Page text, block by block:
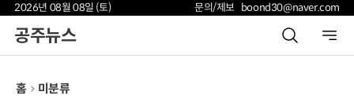
2026년 08월 08일 (토) 문의/제보 boond30@naver.com
공주뉴스
홈 미분류